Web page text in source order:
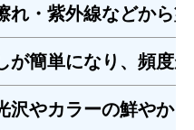
れ・紫外線などから
が簡単になり、頻度
沢やカラーの鮮やか